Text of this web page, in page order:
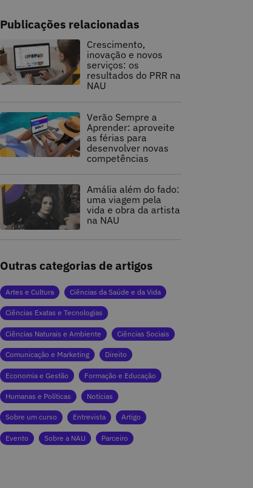
Publicações relacionadas
Crescimento,
inovação e novos
serviços: os
resultados do PRR na
NAU
Verão Sempre a
Aprender: aproveite
as férias para
desenvolver novas
competências
Amália além do fado:
uma viagem pela
vida e obra da artista
na NAU
Outras categorias de artigos
Artes e Cultura Ciências da Saúde e da Vida
Ciências Exatas e Tecnologias
Ciências Naturais e Ambiente Ciências Sociais
Comunicação e Marketing Direito
Economia e Gestão Formação e Educação
Humanas e Políticas Notícias
Sobre um curso Entrevista Artigo
Evento Sobre a NAU Parceiro